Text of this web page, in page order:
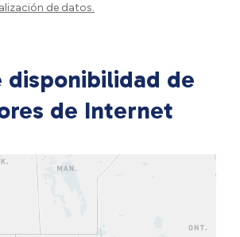
de datos.
disponibilidad de
de Internet